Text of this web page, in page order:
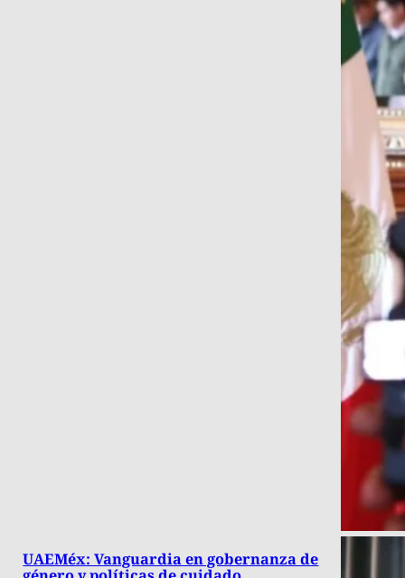
UAEMéx: Vanguardia en gobernanza de